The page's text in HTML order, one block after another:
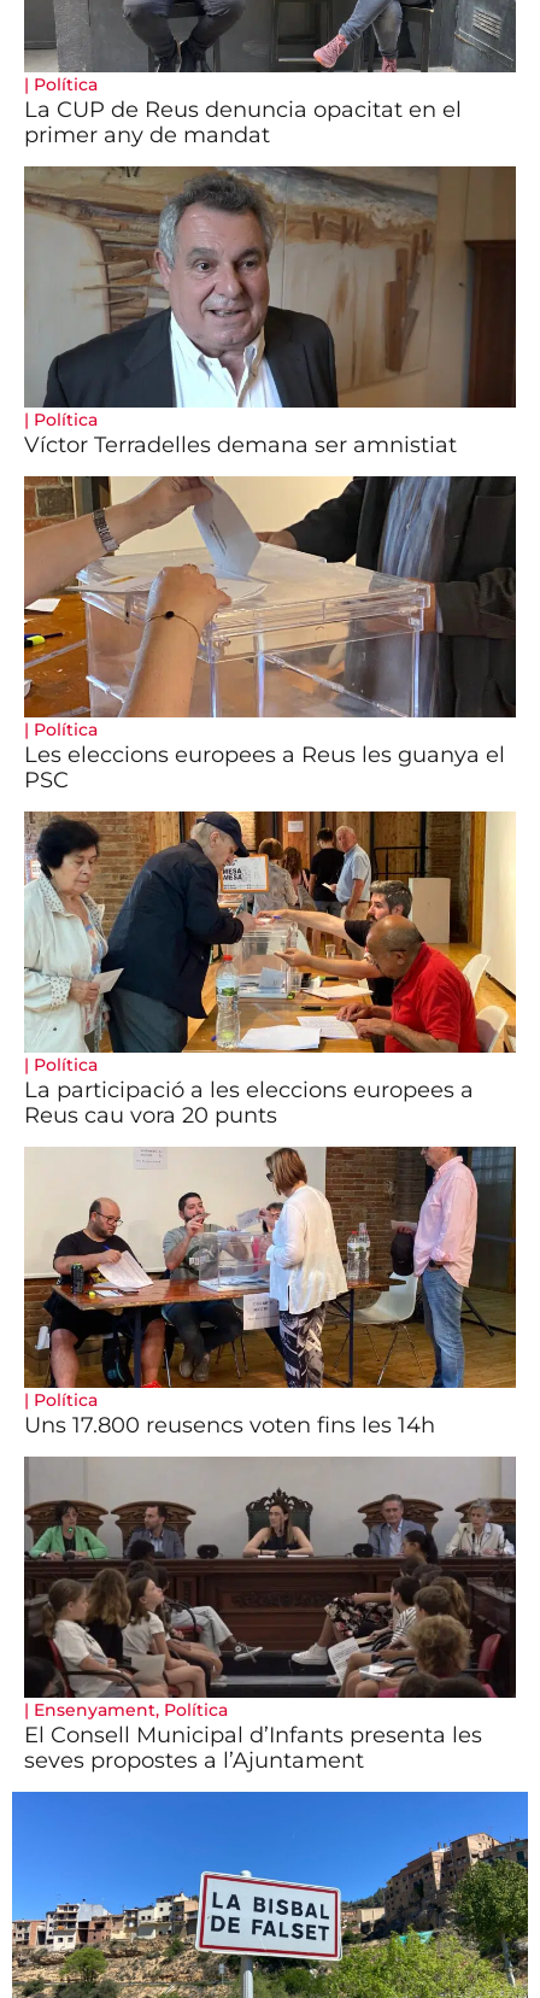
| Política
La CUP de Reus denuncia opacitat en el
primer any de mandat
| Política
Víctor Terradelles demana ser amnistiat
| Política
Les eleccions europees a Reus les guanya el
PSC
| Política
La participació a les eleccions europees a
Reus cau vora 20 punts
| Política
Uns 17.800 reusencs voten fins les 14h
| Ensenyament, Política
El Consell Municipal d’Infants presenta les
seves propostes a l’Ajuntament